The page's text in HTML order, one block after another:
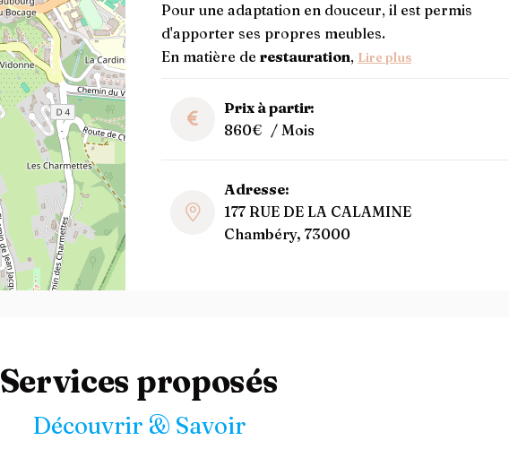
OpenStreetMap contributors
Pour une adaptation en douceur, il est permis
d'apporter ses propres meubles.
En matière de restauration, Lire plus
Prix à partir:
860€ / Mois
Adresse:
177 RUE DE LA CALAMINE
Chambéry, 73000
Services proposés
Découvrir & Savoir